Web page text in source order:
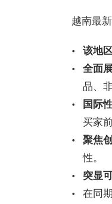
越南最
该地
全面
品、
国际
买家
聚焦
性。
突显
在同